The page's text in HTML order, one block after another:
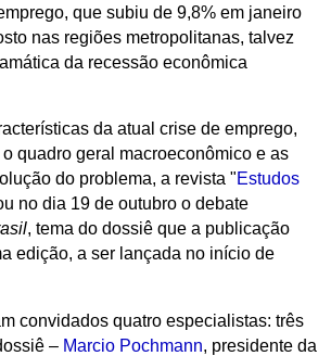
que subiu de 9,8% em janeiro
nas regiões metropolitanas, talvez
da recessão econômica
da atual crise de emprego,
quadro geral macroeconômico e as
do problema, a revista "Estudos
no dia 19 de outubro o debate
, tema do dossiê que a publicação
edição, a ser lançada no início de
convidados quatro especialistas: três
– Marcio Pochmann, presidente da